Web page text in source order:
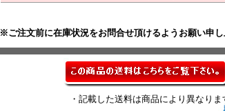
※ご注文前に在庫状況をお問合せ頂けるようお願い申し
・記載した送料は商品により異なりま